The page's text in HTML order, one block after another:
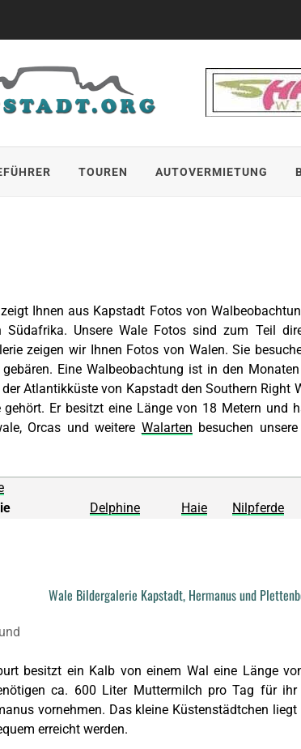
TOUREN AUTOVERMIETUNG
Ihnen aus Kapstadt Fotos von
Südafrika. Unsere Wale Fotos sind zum Teil
zeigen wir Ihnen Fotos von Walen. Sie
Eine Walbeobachtung ist in den
Atlantikküste von Kapstadt den Southern Right
Er besitzt eine Länge von 18 Metern und
Orcas und weitere Walarten besuchen
Delphine Haie Nilpferde
Wale Bildergalerie Kapstadt, Hermanus und
besitzt ein Kalb von einem Wal eine Länge
ca. 600 Liter Muttermilch pro Tag für ihr
vornehmen. Das kleine Küstenstädtchen
erreicht werden.